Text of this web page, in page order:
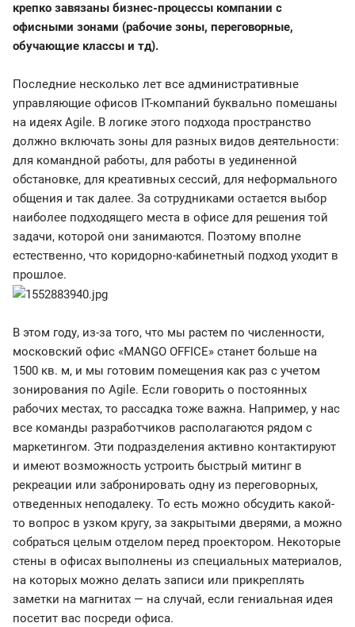
крепко завязаны бизнес-процессы компании с
офисными зонами (рабочие зоны, переговорные,
обучающие классы и тд).
Последние несколько лет все административные
управляющие офисов IT-компаний буквально помешаны
на идеях Agile. В логике этого подхода пространство
должно включать зоны для разных видов деятельности:
для командной работы, для работы в уединенной
обстановке, для креативных сессий, для неформального
общения и так далее. За сотрудниками остается выбор
наиболее подходящего места в офисе для решения той
задачи, которой они занимаются. Поэтому вполне
естественно, что коридорно-кабинетный подход уходит в
прошлое.
В этом году, из-за того, что мы растем по численности,
московский офис «MANGO OFFICE» станет больше на
1500 кв. м, и мы готовим помещения как раз с учетом
зонирования по Agile. Если говорить о постоянных
рабочих местах, то рассадка тоже важна. Например, у нас
все команды разработчиков располагаются рядом с
маркетингом. Эти подразделения активно контактируют
и имеют возможность устроить быстрый митинг в
рекреации или забронировать одну из переговорных,
отведенных неподалеку. То есть можно обсудить какой-
то вопрос в узком кругу, за закрытыми дверями, а можно
собраться целым отделом перед проектором. Некоторые
стены в офисах выполнены из специальных материалов,
на которых можно делать записи или прикреплять
заметки на магнитах — на случай, если гениальная идея
посетит вас посреди офиса.